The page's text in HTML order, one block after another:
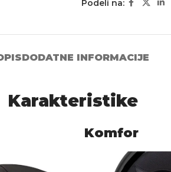
Podeli na:
DODATNE INFORMACIJE
Karakteristike
Komfor